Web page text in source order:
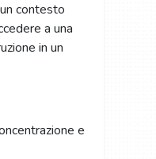
contesto
a una
in un
e